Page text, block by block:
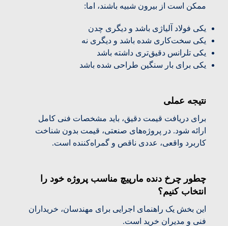
ممکن است از بیرون شبیه باشند، اما:
یکی فولاد آلیاژی باشد و دیگری چدن
یکی سخت‌کاری شده باشد و دیگری نه
یکی تلرانس دقیق‌تری داشته باشد
یکی برای بار سنگین طراحی شده باشد
نتیجه عملی
برای دریافت قیمت دقیق، باید مشخصات فنی کامل
ارائه شود. در پروژه‌های صنعتی، قیمت بدون شناخت
کاربرد واقعی، عددی ناقص و گمراه‌کننده است.
چطور چرخ دنده مارپیچ مناسب پروژه خود را
انتخاب کنیم؟
این بخش یک راهنمای اجرایی برای مهندسان، خریداران
فنی و مدیران خرید است.